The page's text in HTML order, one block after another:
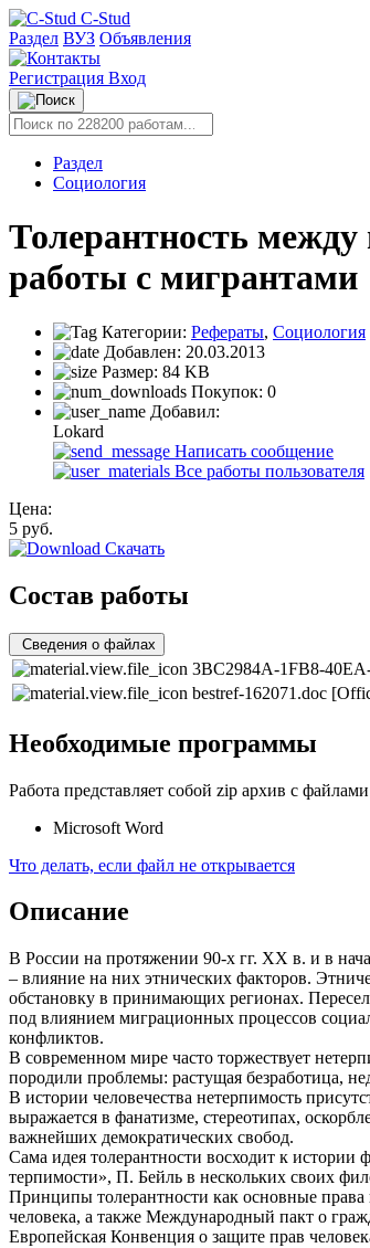
C-Stud
Раздел ВУЗ Объявления
Регистрация Вход
Раздел
Социология
Толерантность
работы с мигрантами
Категории: Рефераты, Социология
Добавлен: 20.03.2013
Размер: 84 KB
Покупок: 0
Добавил:
Lokard
Написать сообщение
Все работы пользователя
Цена:
5 руб.
Скачать
Состав работы
Сведения о файлах
3BC2984A-1FB8-
bestref-162071.doc
Необходимые программы
Работа представляет собой zip архив с
Microsoft Word
Что делать, если файл не открывается
Описание
В России на протяжении 90-х гг. XX в. и в
– влияние на них этнических факторов.
обстановку в принимающих регионах.
под влиянием миграционных процессов
конфликтов.
В современном мире часто торжествует
породили проблемы: растущая безработица,
В истории человечества нетерпимость
выражается в фанатизме, стереотипах,
важнейших демократических свобод.
Сама идея толерантности восходит к
терпимости», П. Бейль в нескольких своих
Принципы толерантности как основные права
человека, а также Международный пакт о
Европейская Конвенция о защите прав